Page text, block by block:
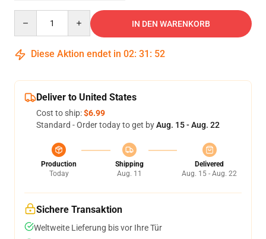
IN DEN WARENKORB
Diese Aktion endet in 02: 31 : 51
Deliver to United States
Cost to ship:$6.99
Standard - Order today to get byAug. 15 - Aug. 22
Production
Today
Shipping
Aug. 11
Delivered
Aug. 15 - Aug. 22
Sichere Transaktion
Weltweite Lieferung bis vor Ihre Tür